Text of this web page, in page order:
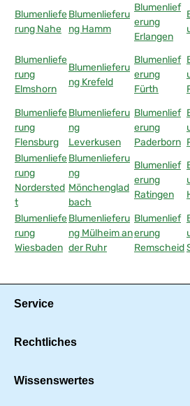
Blumenliefe
rung Nahe
Blumenlieferu
ng Hamm
Blumenlief
erung
Erlangen
Blumenliefe
rung
Elmshorn
Blumenlieferu
ng Krefeld
Blumenlief
erung
Fürth
Blumenliefe
rung
Flensburg
Blumenlieferu
ng
Leverkusen
Blumenlief
erung
Paderborn
Blumenliefe
rung
Nordersted
t
Blumenlieferu
ng
Mönchenglad
bach
Blumenlief
erung
Ratingen
Blumenliefe
rung
Wiesbaden
Blumenlieferu
ng Mülheim an
der Ruhr
Blumenlief
erung
Remscheid
Service
Rechtliches
Wissenswertes